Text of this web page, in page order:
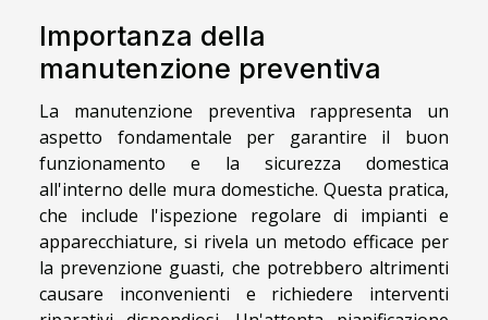
Importanza della
manutenzione preventiva
La manutenzione preventiva rappresenta un
aspetto fondamentale per garantire il buon
funzionamento e la sicurezza domestica
all'interno delle mura domestiche. Questa pratica,
che include l'ispezione regolare di impianti e
apparecchiature, si rivela un metodo efficace per
la prevenzione guasti, che potrebbero altrimenti
causare inconvenienti e richiedere interventi